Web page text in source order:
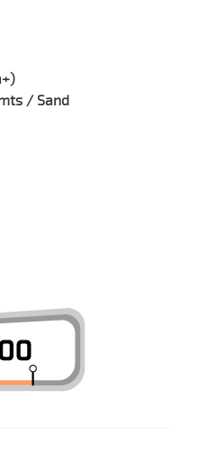
/ Sand